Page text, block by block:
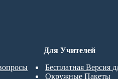
Для Учителей
Бесплатная Версия
Окружные Пакеты